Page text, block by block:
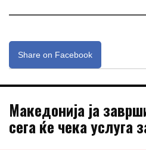
Share on Facebook
Македонија ја
сега ќе чека услуга